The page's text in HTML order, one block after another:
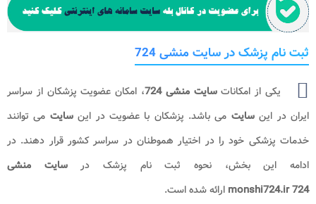
ثبت نام پزشک در سایت منشی 724
یکی از امکاناتسایت منشی 724
، امکان عضویت پزشکان از سراسر
ایران در اینسایت می باشد. پزشکان با عضویت در اینسایت می توانند
خدمات پزشکی خود را در اختیار هموطنان در سراسر کشور قرار دهند. در
ادامه این بخش، نحوه ثبت نام پزشک درسایت منشی
724
monshi724.ir ارائه شده است.